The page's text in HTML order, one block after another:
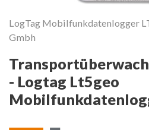
LogTag Mobilfunkdatenlogger
Gmbh
- Logtag Lt5geo